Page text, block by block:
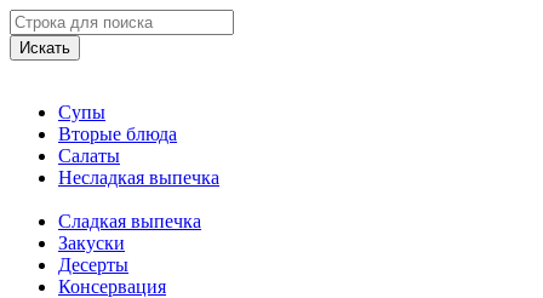
Искать
Супы
Вторые блюда
Салаты
Несладкая выпечка
Сладкая выпечка
Закуски
Десерты
Консервация